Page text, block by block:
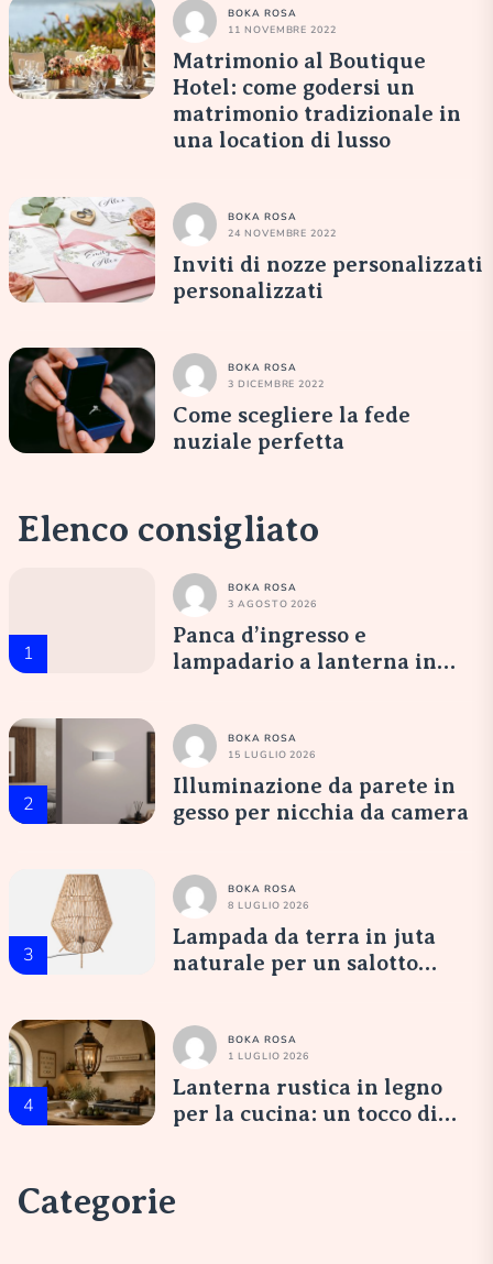
BOKA ROSA
11 NOVEMBRE 2022
Matrimonio al Boutique
Hotel: come godersi un
matrimonio tradizionale in
una location di lusso
BOKA ROSA
24 NOVEMBRE 2022
Inviti di nozze personalizzati
personalizzati
BOKA ROSA
3 DICEMBRE 2022
Come scegliere la fede
nuziale perfetta
Elenco consigliato
1
BOKA ROSA
3 AGOSTO 2026
Panca d’ingresso e
lampadario a lanterna in
2
BOKA ROSA
15 LUGLIO 2026
Illuminazione da parete in
gesso per nicchia da camera
3
BOKA ROSA
8 LUGLIO 2026
Lampada da terra in juta
naturale per un salotto
4
BOKA ROSA
1 LUGLIO 2026
Lanterna rustica in legno
per la cucina: un tocco di
Categorie